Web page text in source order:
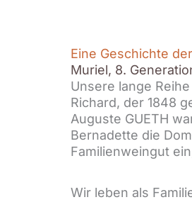
Eine Geschichte
Muriel, 8.
Unsere lange
Richard, der 1848
Auguste GUETH
Bernadette die
Familienweingut
Wir leben als